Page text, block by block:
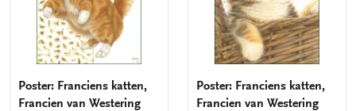
Poster: Franciens katten,
Francien van Westering
Poster: Franciens katten,
Francien van Westering